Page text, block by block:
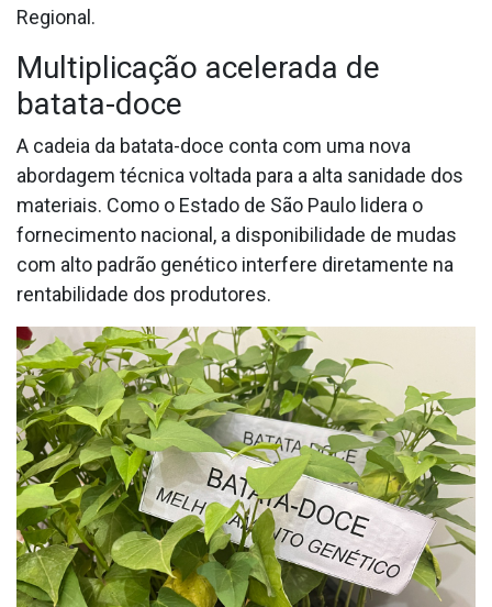
Regional.
Multiplicação acelerada de
batata-doce
A cadeia da batata-doce conta com uma nova
abordagem técnica voltada para a alta sanidade dos
materiais. Como o Estado de São Paulo lidera o
fornecimento nacional, a disponibilidade de mudas
com alto padrão genético interfere diretamente na
rentabilidade dos produtores.